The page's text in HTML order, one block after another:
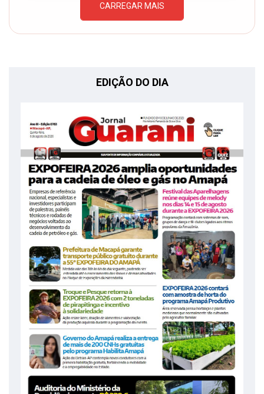
CARREGAR MAIS
EDIÇÃO DO DIA